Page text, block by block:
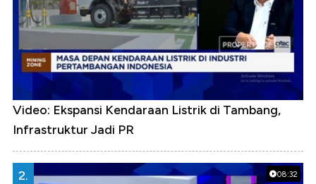
Video: Ekspansi Kendaraan Listrik di Tambang,
Infrastruktur Jadi PR
08:32
2.